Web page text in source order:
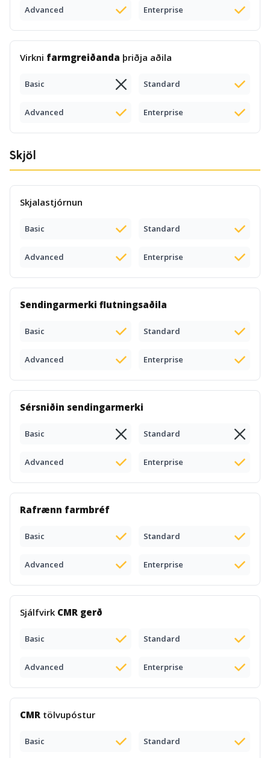
Advanced Enterprise
Virkni farmgreiðanda þriðja aðila
Basic Standard
Advanced Enterprise
Skjöl
Skjalastjórnun
Basic Standard
Advanced Enterprise
Sendingarmerki flutningsaðila
Basic Standard
Advanced Enterprise
Sérsniðin sendingarmerki
Basic Standard
Advanced Enterprise
Rafrænn farmbréf
Basic Standard
Advanced Enterprise
Sjálfvirk CMR gerð
Basic Standard
Advanced Enterprise
CMR tölvupóstur
Basic Standard